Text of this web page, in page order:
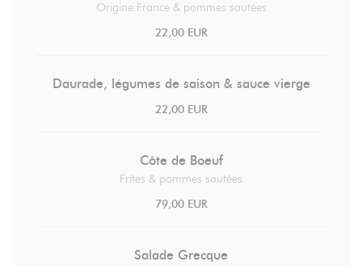
Origine France & pommes sautées
22,00 EUR
Daurade, légumes de saison & sauce vierge
22,00 EUR
Côte de Boeuf
Frites & pommes sautées
79,00 EUR
Salade Grecque